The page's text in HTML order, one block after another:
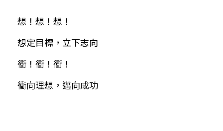
想！想！想！
想定目標，立下志向
衝！衝！衝！
衝向理想，邁向成功